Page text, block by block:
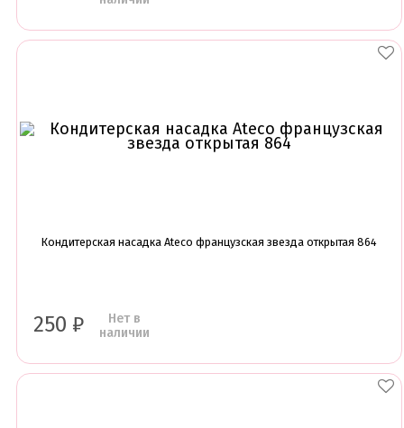
Кондитерская насадка Ateco французская звезда открытая 864
250 ₽
Нет в
наличии